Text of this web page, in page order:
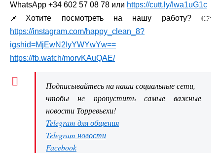
WhatsApp +34 602 57 08 78 или https://cutt.ly/Iwa1uG1c
📌Хотите посмотреть на нашу работу? 👉
https://instagram.com/happy_clean_8?
igshid=MjEwN2IyYWYwYw==
https://fb.watch/morvKAuQAE/
Подписывайтесь на наши социальные сети,
чтобы не пропустить самые важные
новости Торревьехи!
Telegram для общения
Telegram новости
Facebook